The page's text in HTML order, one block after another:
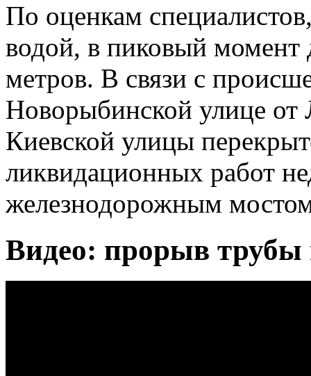
По оценкам
водой, в пиковый момент
метров. В связи с
Новорыбинской улице от
Киевской улицы
ликвидационных работ
железнодорожным
Видео: прорыв трубы